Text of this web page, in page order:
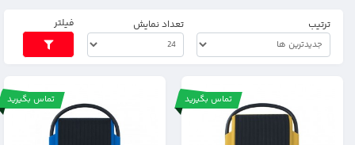
ترتیب تعداد نمایش فیلتر
تماس بگیرید تماس بگیرید